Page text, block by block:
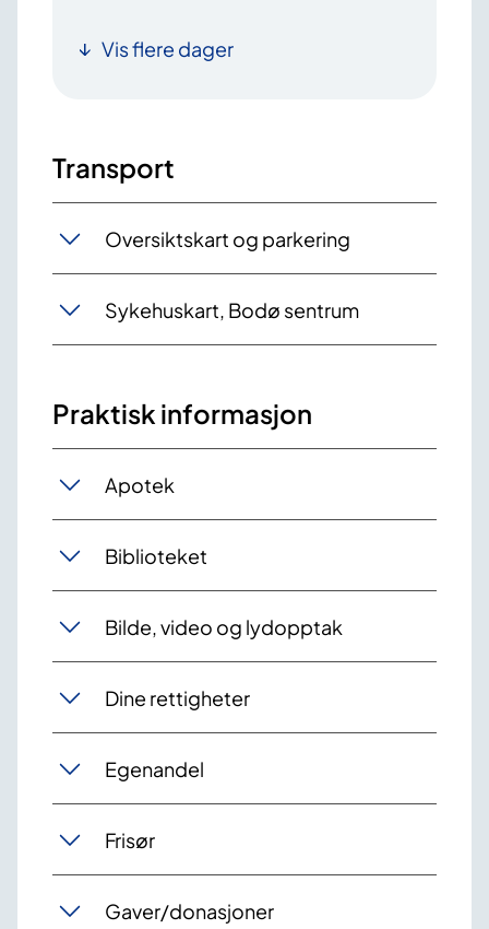
Vis flere dager
Transport
Oversiktskart og parkering
Sykehuskart, Bodø sentrum
Praktisk informasjon
Apotek
Biblioteket
Bilde, video og lydopptak
Dine rettigheter
Egenandel
Frisør
Gaver/donasjoner